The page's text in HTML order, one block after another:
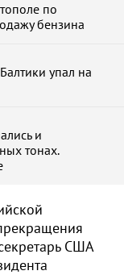
по
бензина
упал на
и
тонах.
США